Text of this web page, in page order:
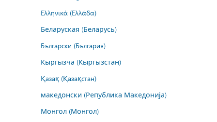
Ελληνικά (Ελλάδα)
Беларуская (Беларусь)
Български (България)
Кыргызча (Кыргызстан)
Қазақ (Қазақстан)
македонски (Република Македонија)
Монгол (Монгол)